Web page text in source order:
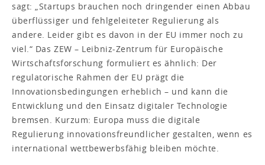
sagt: „Startups brauchen noch dringender einen Abbau
überflüssiger und fehlgeleiteter Regulierung als
andere. Leider gibt es davon in der EU immer noch zu
viel.“ Das ZEW – Leibniz-Zentrum für Europäische
Wirtschaftsforschung formuliert es ähnlich: Der
regulatorische Rahmen der EU prägt die
Innovationsbedingungen erheblich – und kann die
Entwicklung und den Einsatz digitaler Technologie
bremsen. Kurzum: Europa muss die digitale
Regulierung innovationsfreundlicher gestalten, wenn es
international wettbewerbsfähig bleiben möchte.